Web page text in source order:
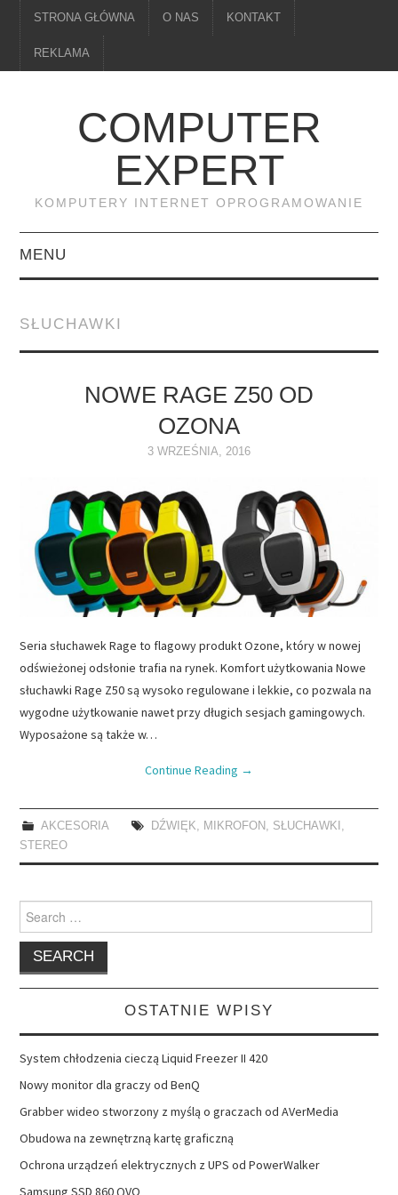
STRONA GŁÓWNA O NAS KONTAKT
REKLAMA
COMPUTER
EXPERT
KOMPUTERY INTERNET OPROGRAMOWANIE
MENU
MONITORY
INTERNET
SŁUCHAWKI
NOWE RAGE Z50 OD
OZONA
3 WRZEŚNIA, 2016
Seria słuchawek Rage to flagowy produkt Ozone, który w nowej
odświeżonej odsłonie trafia na rynek. Komfort użytkowania Nowe
słuchawki Rage Z50 są wysoko regulowane i lekkie, co pozwala na
wygodne użytkowanie nawet przy długich sesjach gamingowych.
Wyposażone są także w…
Continue Reading →
AKCESORIA DŹWIĘK, MIKROFON , SŁUCHAWKI ,
STEREO
Search
for:
OSTATNIE WPISY
System chłodzenia cieczą Liquid Freezer II 420
Nowy monitor dla graczy od BenQ
Grabber wideo stworzony z myślą o graczach od AVerMedia
Obudowa na zewnętrzną kartę graficzną
Ochrona urządzeń elektrycznych z UPS od PowerWalker
Samsung SSD 860 QVO